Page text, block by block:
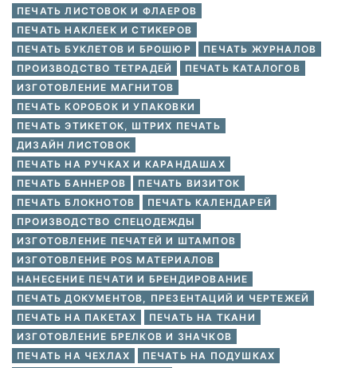
ПЕЧАТЬ ЛИСТОВОК И ФЛАЕРОВ
ПЕЧАТЬ НАКЛЕЕК И СТИКЕРОВ
ПЕЧАТЬ БУКЛЕТОВ И БРОШЮР
ПЕЧАТЬ ЖУРНАЛОВ
ПРОИЗВОДСТВО ТЕТРАДЕЙ
ПЕЧАТЬ КАТАЛОГОВ
ИЗГОТОВЛЕНИЕ МАГНИТОВ
ПЕЧАТЬ КОРОБОК И УПАКОВКИ
ПЕЧАТЬ ЭТИКЕТОК, ШТРИХ ПЕЧАТЬ
ДИЗАЙН ЛИСТОВОК
ПЕЧАТЬ НА РУЧКАХ И КАРАНДАШАХ
ПЕЧАТЬ БАННЕРОВ
ПЕЧАТЬ ВИЗИТОК
ПЕЧАТЬ БЛОКНОТОВ
ПЕЧАТЬ КАЛЕНДАРЕЙ
ПРОИЗВОДСТВО СПЕЦОДЕЖДЫ
ИЗГОТОВЛЕНИЕ ПЕЧАТЕЙ И ШТАМПОВ
ИЗГОТОВЛЕНИЕ POS МАТЕРИАЛОВ
НАНЕСЕНИЕ ПЕЧАТИ И БРЕНДИРОВАНИЕ
ПЕЧАТЬ ДОКУМЕНТОВ, ПРЕЗЕНТАЦИЙ И ЧЕРТЕЖЕЙ
ПЕЧАТЬ НА ПАКЕТАХ
ПЕЧАТЬ НА ТКАНИ
ИЗГОТОВЛЕНИЕ БРЕЛКОВ И ЗНАЧКОВ
ПЕЧАТЬ НА ЧЕХЛАХ
ПЕЧАТЬ НА ПОДУШКАХ